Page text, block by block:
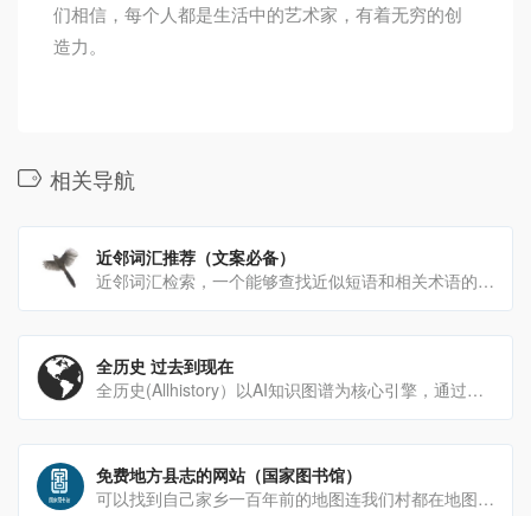
们相信，每个人都是生活中的艺术家，有着无穷的创
造力。
相关导航
近邻词汇推荐（文案必备）
近邻词汇检索，一个能够查找近似短语和相关术语的工具。支持检索成语、诗歌流行语。多种姿势夸人、写文助手、文案灵感[…]
全历史 过去到现在
全历史(Allhistory）以AI知识图谱为核心引擎，通过高度时空化、关联化数据的方式构造及展现数字人文内容[…]
免费地方县志的网站（国家图书馆）
可以找到自己家乡一百年前的地图连我们村都在地图上，这种感觉太奇妙了也可以阅读一下文字部分，有一种时空对话的[…]